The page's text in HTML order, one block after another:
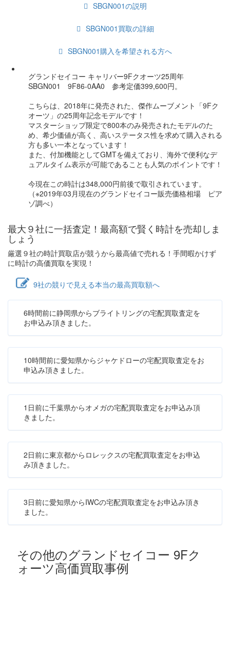
SBGN001の説明
SBGN001買取の詳細
SBGN001購入を希望される方へ
グランドセイコー キャリバー9Fクオーツ25周年
SBGN001 9F86-0AA0 参考定価399,600円。
こちらは、2018年に発売された、傑作ムーブメント「9Fク
オーツ」の25周年記念モデルです！
マスターショップ限定で800本のみ発売されたモデルのた
め、希少価値が高く、高いステータス性を求めて購入される
方も多い一本となっています！
また、付加機能としてGMTを備えており、海外で便利なデ
ュアルタイム表示が可能であることも人気のポイントです！
今現在この時計は348,000円前後で取引されています。
（※2019年03月現在のグランドセイコー販売価格相場 ピア
ゾ調べ）
最大９社に一括査定！ 最高額で賢く時計を売却しま
しょう
厳選９社の時計買取店が競うから最高値で売れる！手間暇かけず
に時計の高価買取を実現！
9社の競りで見える本当の最高買取額へ
6時間前に静岡県からブライトリングの宅配買取査定を
お申込み頂きました。
10時間前に愛知県からジャケドローの宅配買取査定をお
申込み頂きました。
1日前に千葉県からオメガの宅配買取査定をお申込み頂
きました。
2日前に東京都からロレックスの宅配買取査定をお申込
み頂きました。
3日前に愛知県からIWCの宅配買取査定をお申込み頂き
ました。
その他のグランドセイコー 9Fク
ォーツ高価買取事例